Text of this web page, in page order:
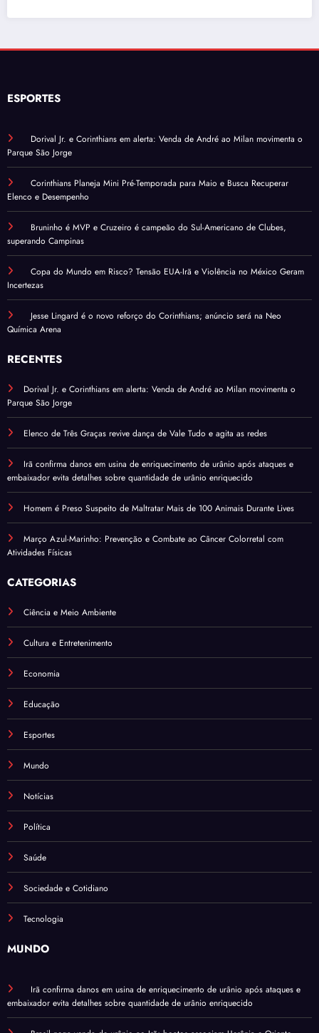
ESPORTES
Dorival Jr. e Corinthians em alerta: Venda de André ao Milan movimenta o
Parque São Jorge
Corinthians Planeja Mini Pré-Temporada para Maio e Busca Recuperar
Elenco e Desempenho
Bruninho é MVP e Cruzeiro é campeão do Sul-Americano de Clubes,
superando Campinas
Copa do Mundo em Risco? Tensão EUA-Irã e Violência no México Geram
Incertezas
Jesse Lingard é o novo reforço do Corinthians; anúncio será na Neo
Química Arena
RECENTES
Dorival Jr. e Corinthians em alerta: Venda de André ao Milan movimenta o
Parque São Jorge
Elenco de Três Graças revive dança de Vale Tudo e agita as redes
Irã confirma danos em usina de enriquecimento de urânio após ataques e
embaixador evita detalhes sobre quantidade de urânio enriquecido
Homem é Preso Suspeito de Maltratar Mais de 100 Animais Durante Lives
Março Azul-Marinho: Prevenção e Combate ao Câncer Colorretal com
Atividades Físicas
CATEGORIAS
Ciência e Meio Ambiente
Cultura e Entretenimento
Economia
Educação
Esportes
Mundo
Notícias
Política
Saúde
Sociedade e Cotidiano
Tecnologia
MUNDO
Irã confirma danos em usina de enriquecimento de urânio após ataques e
embaixador evita detalhes sobre quantidade de urânio enriquecido